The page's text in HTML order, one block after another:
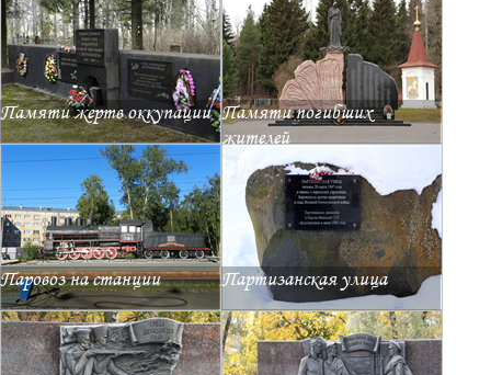
Памяти жертв оккупации Памяти погибших
жителей
Паровоз на станции Партизанская улица